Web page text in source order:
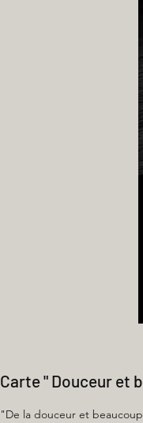
Carte " Douceur et
"De la douceur et